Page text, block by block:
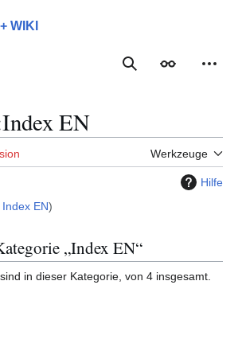
WIKI
Suche
Index EN
Werkzeuge
Hilfe
Index EN)
„Index EN“
in dieser Kategorie, von 4 insgesamt.